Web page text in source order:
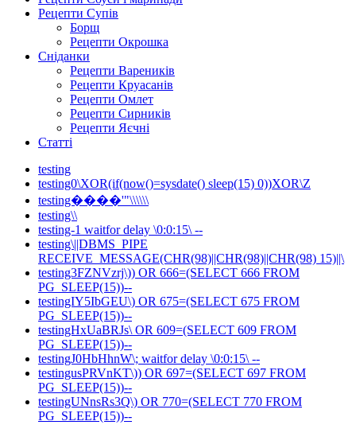
Рецепти Супів
Борщ
Рецепти Окрошка
Сніданки
Рецепти Вареників
Рецепти Круасанів
Рецепти Омлет
Рецепти Сирників
Рецепти Яєчні
Статті
testing
testing0\XOR(if(now()=sysdate() sleep(15) 0))XOR\Z
testing����'"\\\\\\
testing\\
testing-1 waitfor delay \0:0:15\ --
testing\||DBMS_PIPE
RECEIVE_MESSAGE(CHR(98)||CHR(98)||CHR(98) 15)||\
testing3FZNVzrj\)) OR 666=(SELECT 666 FROM
PG_SLEEP(15))--
testingIY5IbGEU\) OR 675=(SELECT 675 FROM
PG_SLEEP(15))--
testingHxUaBRJs\ OR 609=(SELECT 609 FROM
PG_SLEEP(15))--
testingJ0HbHhnW\; waitfor delay \0:0:15\ --
testingusPRVnKT\)) OR 697=(SELECT 697 FROM
PG_SLEEP(15))--
testingUNnsRs3Q\) OR 770=(SELECT 770 FROM
PG_SLEEP(15))--